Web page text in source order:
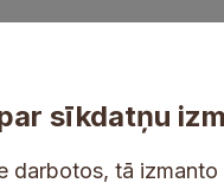
sīkdatņu
darbotos, tā